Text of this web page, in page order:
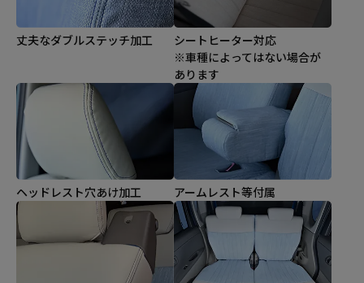
丈夫なダブルステッチ加工
シートヒーター対応
※車種によってはない場合が
あります
ヘッドレスト穴あけ加工 アームレスト等付属